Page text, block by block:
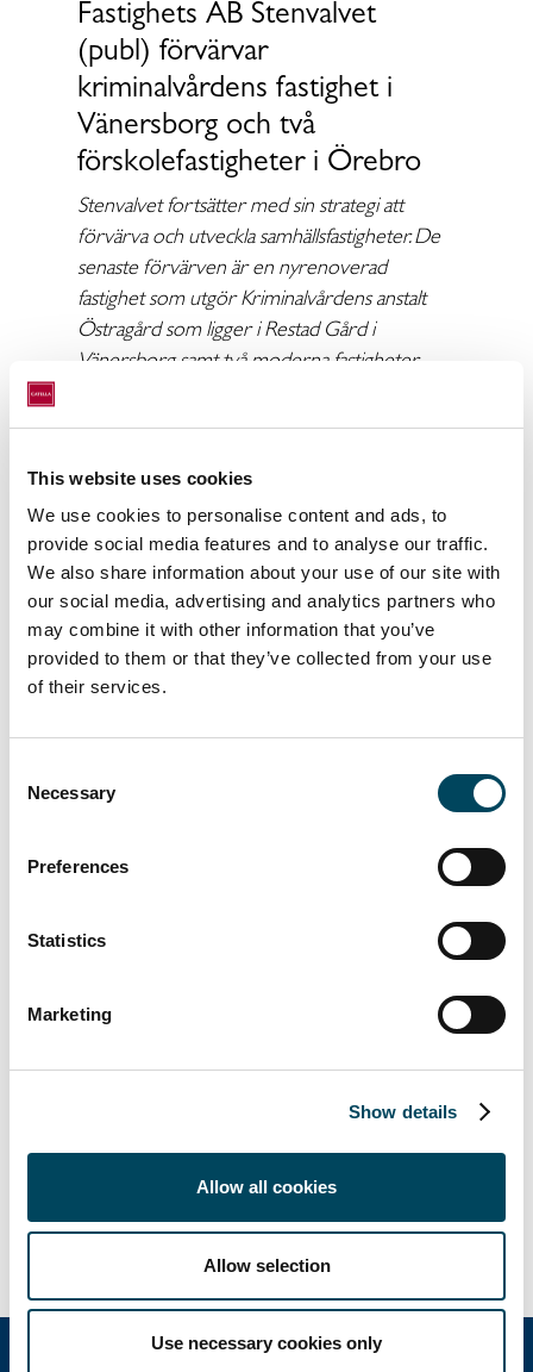
This website uses cookies
We use cookies to personalise content and ads, to
provide social media features and to analyse our traffic.
We also share information about your use of our site with
our social media, advertising and analytics partners who
may combine it with other information that you’ve
provided to them or that they’ve collected from your use
of their services.
Selection
Necessary
Preferences
Statistics
Marketing
Show details
Allow all cookies
Allow selection
Use necessary cookies only
Fastighets AB Stenvalvet
(publ) förvärvar
kriminalvårdens fastighet i
Vänersborg och två
förskolefastigheter i Örebro
Stenvalvet fortsätter med sin strategi att
förvärva och utveckla samhällsfastigheter. De
senaste förvärven är en nyrenoverad
fastighet som utgör Kriminalvårdens anstalt
Östragård som ligger i Restad Gård i
Vänersborg samt två moderna fastigheter
bostadsområden i Örebro. Köpeskillingen
slutet av 1500-talet och idag finns där, utöver
Kriminalvårdens öppna anstalt Östragård,
bland annat Migrationsverket samt bostäder,
småindustri, kontor och hotell. Området
ligger naturskönt vid Göta älv tillsammans
med en anlagd skulpturpark. Östragård är en
hyreskontrakt med en löptid på 15 år. I
bostadsfastighet. Stenvalvet tillträder den 1
...
”De här förvärven ligger helt i linje med vår
ambition att förstärka vår närvaro i regioner
där vi redan är etablerade”, säger Daniel
är fina fastigheter i attraktiva områden. Vi
hälsar våra nya hyresgäster välkomna till oss
Till Stenvalvets pressmeddelande: